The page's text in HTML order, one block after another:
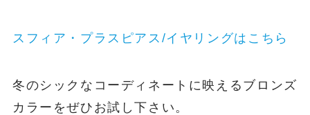
スフィア・プラスピアス/イヤリングはこちら
冬のシックなコーディネートに映えるブロンズ
カラーをぜひお試し下さい。